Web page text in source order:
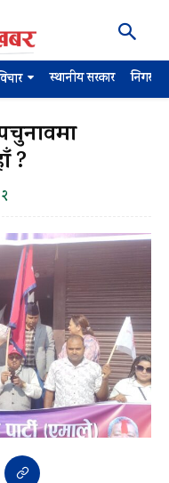
स्थानीय सरकार
?